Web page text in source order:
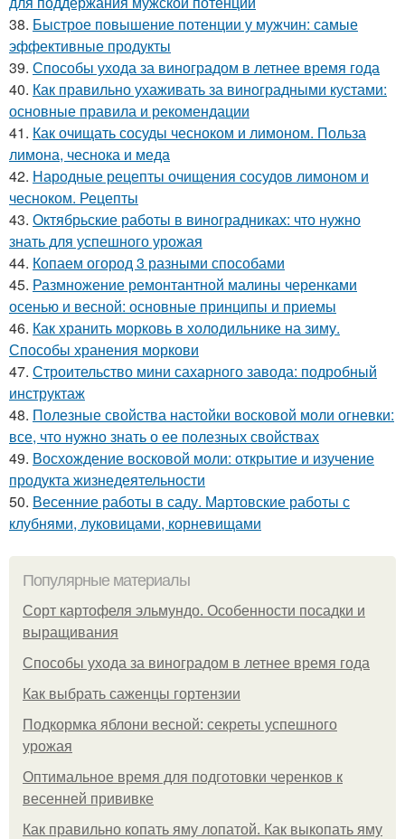
38. Быстрое повышение потенции у мужчин: самые
эффективные продукты
39. Способы ухода за виноградом в летнее время года
40. Как правильно ухаживать за виноградными кустами:
основные правила и рекомендации
41. Как очищать сосуды чесноком и лимоном. Польза
лимона, чеснока и меда
42. Народные рецепты очищения сосудов лимоном и
чесноком. Рецепты
43. Октябрьские работы в виноградниках: что нужно
знать для успешного урожая
44. Копаем огород 3 разными способами
45. Размножение ремонтантной малины черенками
осенью и весной: основные принципы и приемы
46. Как хранить морковь в холодильнике на зиму.
Способы хранения моркови
47. Строительство мини сахарного завода: подробный
инструктаж
48. Полезные свойства настойки восковой моли огневки:
все, что нужно знать о ее полезных свойствах
49. Восхождение восковой моли: открытие и изучение
продукта жизнедеятельности
50. Весенние работы в саду. Мартовские работы с
клубнями, луковицами, корневищами
Популярные материалы
Сорт картофеля эльмундо. Особенности посадки и
выращивания
Способы ухода за виноградом в летнее время года
Как выбрать саженцы гортензии
Подкормка яблони весной: секреты успешного
урожая
Оптимальное время для подготовки черенков к
весенней прививке
Как правильно копать яму лопатой. Как выкопать яму